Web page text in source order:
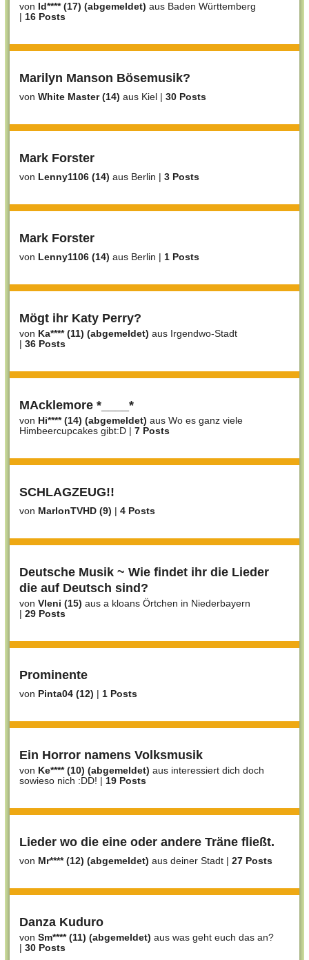
von Id**** (17) (abgemeldet) aus Baden Württemberg
| 16 Posts
Marilyn Manson Bösemusik?
von White Master (14) aus Kiel | 30 Posts
Mark Forster
von Lenny1106 (14) aus Berlin | 3 Posts
Mark Forster
von Lenny1106 (14) aus Berlin | 1 Posts
Mögt ihr Katy Perry?
von Ka**** (11) (abgemeldet) aus Irgendwo-Stadt
| 36 Posts
MAcklemore *____*
von Hi**** (14) (abgemeldet) aus Wo es ganz viele
Himbeercupcakes gibt:D | 7 Posts
SCHLAGZEUG!!
von MarlonTVHD (9) | 4 Posts
Deutsche Musik ~ Wie findet ihr die Lieder
die auf Deutsch sind?
von Vleni (15) aus a kloans Örtchen in Niederbayern
| 29 Posts
Prominente
von Pinta04 (12) | 1 Posts
Ein Horror namens Volksmusik
von Ke**** (10) (abgemeldet) aus interessiert dich doch
sowieso nich :DD! | 19 Posts
Lieder wo die eine oder andere Träne fließt.
von Mr**** (12) (abgemeldet) aus deiner Stadt | 27 Posts
Danza Kuduro
von Sm**** (11) (abgemeldet) aus was geht euch das an?
| 30 Posts